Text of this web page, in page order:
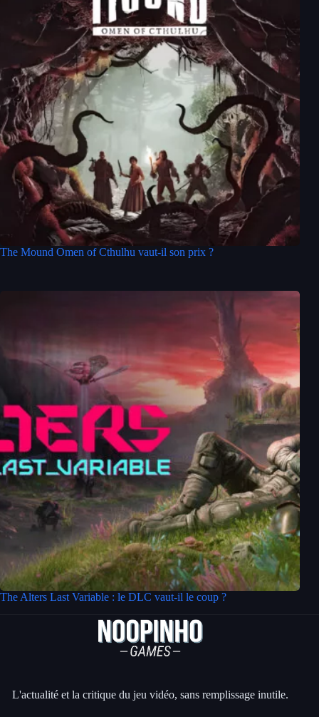
The Mound Omen of Cthulhu vaut-il son prix ?
The Alters Last Variable : le DLC vaut-il le coup ?
L'actualité et la critique du jeu vidéo, sans remplissage inutile.